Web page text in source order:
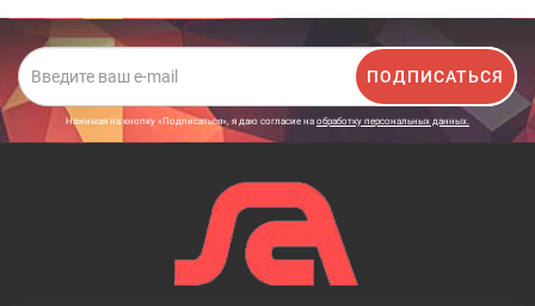
ПОДПИСАТЬСЯ
Нажимая на кнопку «Подписаться», я даю cогласие на обработку персональных данных.